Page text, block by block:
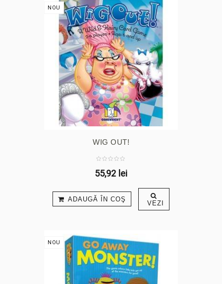
NOU
WIG OUT!
55,92 lei
ADAUGĂ ÎN COŞ VEZI
NOU